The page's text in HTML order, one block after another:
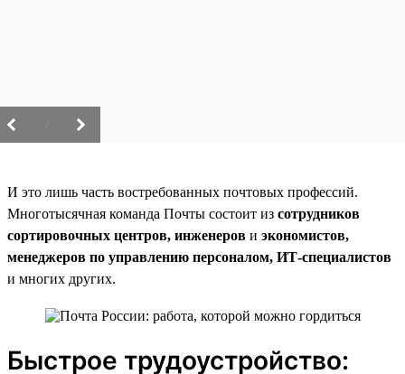
И это лишь часть востребованных почтовых профессий.
Многотысячная команда Почты состоит из сотрудников
сортировочных центров, инженеров и экономистов,
менеджеров по управлению персоналом, ИТ-специалистов
и многих других.
Быстрое трудоустройство: